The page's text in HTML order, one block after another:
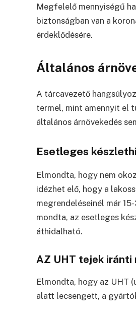
Megfelelő mennyiségű
biztonságban van a
érdeklődésére.
Általános
A tárcavezető
termel, mint amennyit el
általános árnövekedés
Esetleges
Elmondta, hogy nem
idézhet elő, hogy a
megrendeléseinél már
mondta, az esetleges
áthidalható.
AZ UHT tejek
Elmondta, hogy az UHT
alatt lecsengett, a